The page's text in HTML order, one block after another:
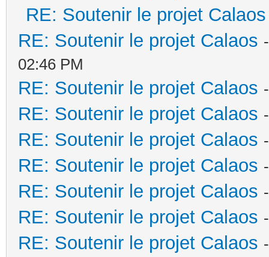
RE: Soutenir le projet Calaos
RE: Soutenir le projet Calaos
02:46 PM
RE: Soutenir le projet Calaos
RE: Soutenir le projet Calaos
RE: Soutenir le projet Calaos
RE: Soutenir le projet Calaos
RE: Soutenir le projet Calaos
RE: Soutenir le projet Calaos
RE: Soutenir le projet Calaos